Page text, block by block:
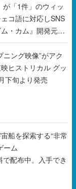
が「1件」のウィッ
コ語に対応しSNS
・カム』開発元や
ら称賛の声
ニング映像”がアク
ヒストリカル グッ
下旬より発売
船を探索する“非常
ーム
で配布中。入手でき